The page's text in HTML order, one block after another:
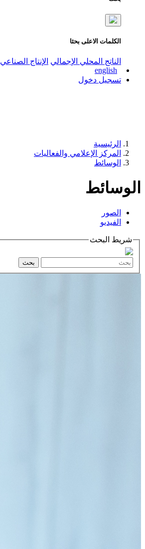
الكلمات الاعلى بحثا
الناتج المحلي الإجمالي الإنتاج الصناعي
english
تسجيل دخول
الرئيسية
المركز الإعلامي والفعاليات
الوسائط
الوسائط
الصور
الفيديو
شريط البحث
بحث